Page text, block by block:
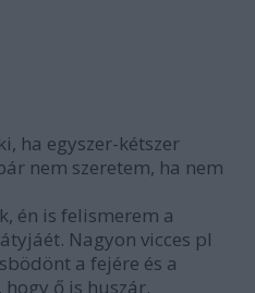
ha egyszer-kétszer
nem szeretem, ha nem
én is felismerem a
Nagyon vicces pl
a fejére és a
ő is huszár.